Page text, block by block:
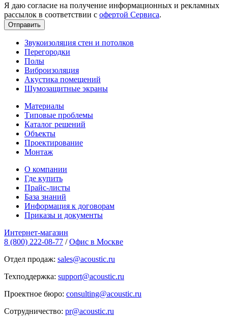
Я даю согласие на получение информационных и рекламных
рассылок в соответствии с офертой Сервиса.
Звукоизоляция стен и потолков
Перегородки
Полы
Виброизоляция
Акустика помещений
Шумозащитные экраны
Материалы
Типовые проблемы
Каталог решений
Объекты
Проектирование
Монтаж
О компании
Где купить
Прайс-листы
База знаний
Информация к договорам
Приказы и документы
Интернет-магазин
8 (800) 222-08-77 / Офис в Москве
Отдел продаж: sales@acoustic.ru
Техподдержка: support@acoustic.ru
Проектное бюро: consulting@acoustic.ru
Сотрудничество: pr@acoustic.ru